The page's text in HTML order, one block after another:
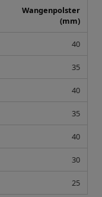
Wangenpolster
(mm)
40
35
40
35
40
30
25